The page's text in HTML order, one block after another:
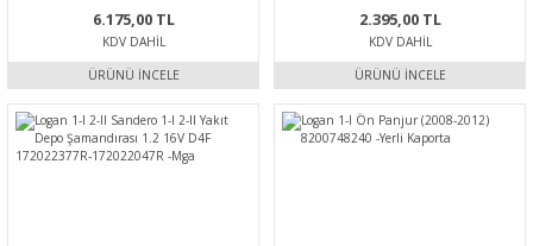
6.175,00 TL
KDV DAHIL
ÜRÜNÜ İNCELE
2.395,00 TL
KDV DAHIL
ÜRÜNÜ İNCELE